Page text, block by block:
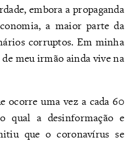
embora a propaganda
a maior parte da
corruptos. Em minha
meu irmão ainda vive na
ocorre uma vez a cada 60
qual a desinformação e
que o coronavírus se